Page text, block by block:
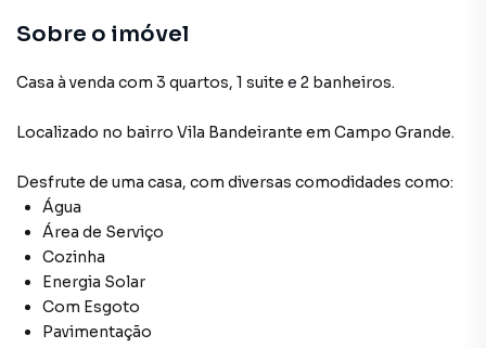
Sobre o imóvel
Casa à venda com 3 quartos, 1 suite e 2 banheiros.
Localizado no bairro Vila Bandeirante em Campo Grande.
Desfrute de uma casa, com diversas comodidades como:
Água
Área de Serviço
Cozinha
Energia Solar
Com Esgoto
Pavimentação